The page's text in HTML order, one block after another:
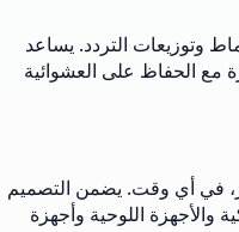
وتوزيعات التردد. يساعد
مع الحفاظ على العشوائية
في أي وقت. يضمن التصميم
والأجهزة اللوحية وأجهزة